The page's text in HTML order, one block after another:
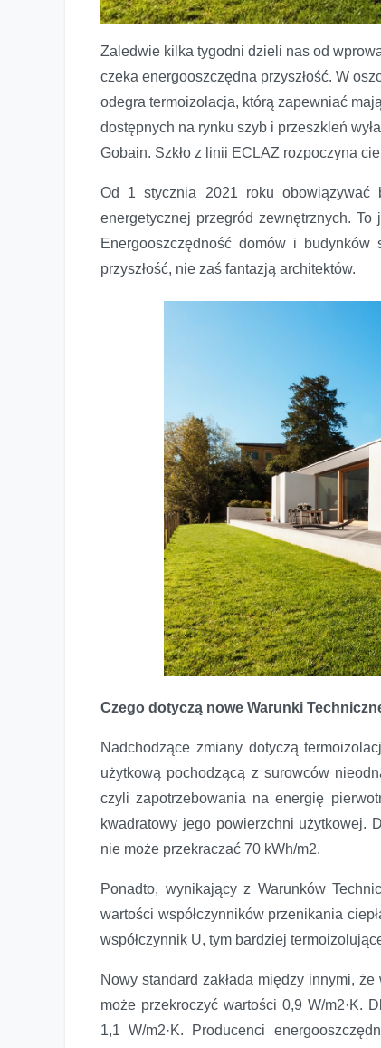
Okno z widokiem na przyszłość. Czy Twój dom jest
Zaledwie kilka tygodni dzieli nas od
czeka energooszczędna przyszłość. W
odegra termoizolacja, którą zapewniać
dostępnych na rynku szyb i przeszkleń
Gobain. Szkło z linii ECLAZ rozpoczyna
Od 1 stycznia 2021 roku obowiązywać
energetycznej przegród zewnętrznych.
Energooszczędność domów i
przyszłość, nie zaś fantazją architektów.
Czego dotyczą nowe Warunki
Nadchodzące zmiany dotyczą
użytkową pochodzącą z surowców
czyli zapotrzebowania na energię
kwadratowy jego powierzchni użytkowej.
nie może przekraczać 70 kWh/m2.
Ponadto, wynikający z Warunków
wartości współczynników przenikania
współczynnik U, tym bardziej
Nowy standard zakłada między innymi,
może przekroczyć wartości 0,9 W/m2·K.
1,1 W/m2·K. Producenci